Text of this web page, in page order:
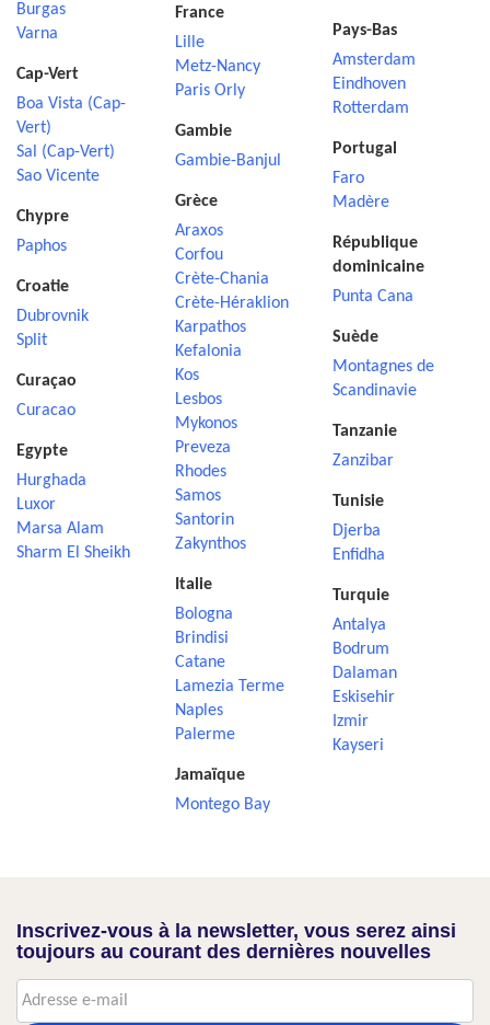
Burgas
Varna
Cap-Vert
Boa Vista (Cap-
Vert)
Sal (Cap-Vert)
Sao Vicente
Chypre
Paphos
Croatie
Dubrovnik
Split
Curaçao
Curacao
Egypte
Hurghada
Luxor
Marsa Alam
Sharm El Sheikh
France
Lille
Metz-Nancy
Paris Orly
Gambie
Gambie-Banjul
Grèce
Araxos
Corfou
Crète-Chania
Crète-Héraklion
Karpathos
Kefalonia
Kos
Lesbos
Mykonos
Preveza
Rhodes
Samos
Santorin
Zakynthos
Italie
Bologna
Brindisi
Catane
Lamezia Terme
Naples
Palerme
Jamaïque
Montego Bay
Pays-Bas
Amsterdam
Eindhoven
Rotterdam
Portugal
Faro
Madère
République
dominicaine
Punta Cana
Suède
Montagnes de
Scandinavie
Tanzanie
Zanzibar
Tunisie
Djerba
Enfidha
Turquie
Antalya
Bodrum
Dalaman
Eskisehir
Izmir
Kayseri
Inscrivez-vous à la newsletter, vous serez ainsi
toujours au courant des dernières nouvelles